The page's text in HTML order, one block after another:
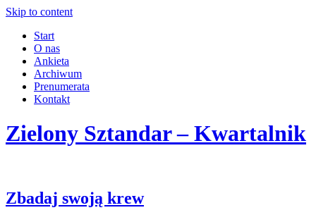
Skip to content
Start
O nas
Ankieta
Archiwum
Prenumerata
Kontakt
Zielony Sztandar – Kwartalnik
Zbadaj swoją krew